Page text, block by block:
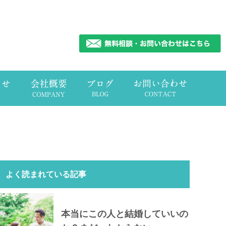
よく読まれている記事
本当にこの人と結婚していいの